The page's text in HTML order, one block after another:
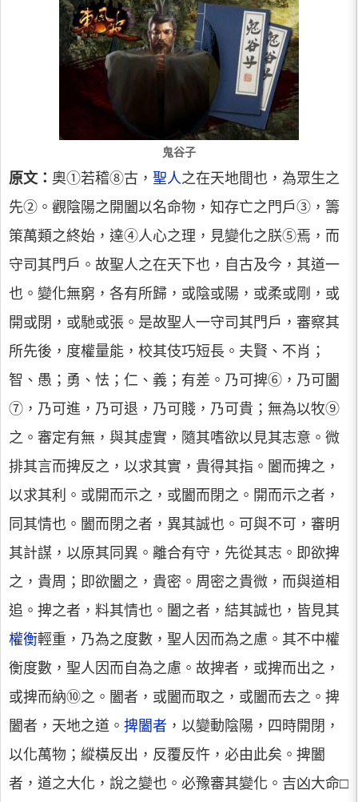
鬼谷子
原文： 奧①若稽⑧古， 聖人之在天地間也，為眾生之
先②。觀陰陽之開闔以名命物，知存亡之門戶③，籌
策萬類之終始，達④人心之理，見變化之朕⑤焉，而
守司其門戶。故聖人之在天下也，自古及今，其道一
也。變化無窮，各有所歸，或陰或陽，或柔或剛，或
開或閉，或馳或張。是故聖人一守司其門戶，審察其
所先後，度權量能，校其伎巧短長。夫賢、不肖；
智、愚；勇、怯；仁、義；有差。乃可捭⑥，乃可闔
⑦，乃可進，乃可退，乃可賤，乃可貴；無為以牧⑨
之。審定有無，與其虛實，隨其嗜欲以見其志意。微
排其言而捭反之，以求其實，貴得其指。闔而捭之，
以求其利。或開而示之，或闔而閉之。開而示之者，
同其情也。闔而閉之者，異其誠也。可與不可，審明
其計謀，以原其同異。離合有守，先從其志。即欲捭
之，貴周；即欲闔之，貴密。周密之貴微，而與道相
追。捭之者，料其情也。闔之者，結其誠也，皆見其
權衡輕重，乃為之度數，聖人因而為之慮。其不中權
衡度數，聖人因而自為之慮。故捭者，或捭而出之，
或捭而納⑩之。闔者，或闔而取之，或闔而去之。捭
闔者，天地之道。 捭闔者 ，以變動陰陽，四時開閉，
以化萬物；縱橫反出，反覆反忤，必由此矣。捭闔
者，道之大化，說之變也。必豫審其變化。吉凶大命□